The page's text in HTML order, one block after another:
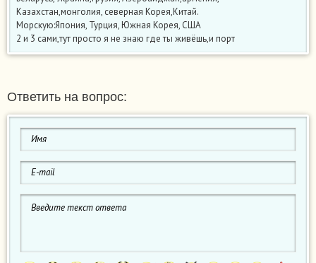
Казахстан,монголия, северная Корея,Китай.
Морскую:Япония, Турция, Южная Корея, США
2 и 3 сами,тут просто я не знаю где ты живёшь,и порт
Ответить на вопрос: